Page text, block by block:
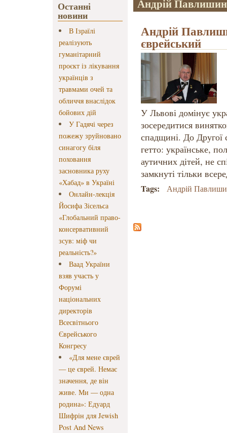
Останні
новини
В Ізраїлі
реалізують
гуманітарний
проєкт із лікування
українців з
травмами очей та
обличчя внаслідок
бойових дій
У Гадячі через
пожежу зруйновано
синагогу біля
поховання
засновника руху
«Хабад» в Україні
Онлайн-лекція
Йосифа Зісельса
«Глобальний право-
консервативний
зсув: міф чи
реальність?»
Ваад України
взяв участь у
Форумі
національних
директорів
Всесвітнього
Єврейського
Конгресу
«Для мене єврей
— це єврей. Немає
значення, де він
живе. Ми — одна
родина»: Едуард
Шифрін для Jewish
Post And News
Андрій Павлишин
Андрій
єврейський
У Львові домінує
зосередитися
спадщині. До Другої
гетто: українське,
аутичних дітей, не
замкнуті тільки
Tags: Андрій